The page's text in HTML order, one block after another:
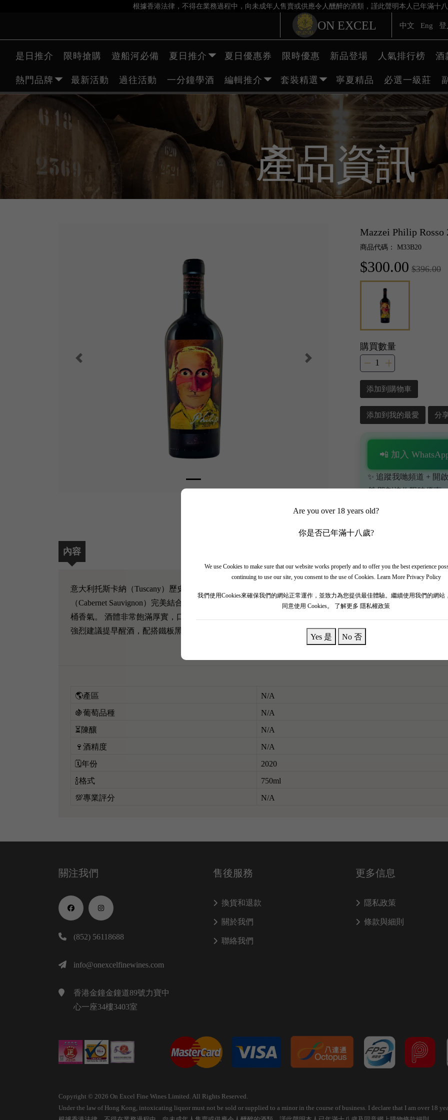
根據香港法律，不得在業務過程中，向未成年人售賣或供應令人醺醉的酒類，謹此聲明本人已年滿十
ON EXCEL 中文 Eng 登
是日推介 限時搶購 遊船河必備 夏日推介 夏日優惠券 限時優惠 新品登場 人氣排行榜 酒
熱門品牌 最新活動 過往活動 一分鐘學酒 編輯推介 套裝精選 寧夏精品 必選一級莊
Are you over 18 years old?
你是否已年滿十八歲?
We use Cookies to make sure that our website works properly and to offer you the best experience
continuing to use our site, you consent to the use of Cookies. Learn More Privacy Policy
我們使用Cookies來確保我們的網站正常運作，並致力為您提供最佳體驗。繼續使用我們的網站
同意使用 Cookies。 了解更多 隱私權政策
Yes 是 No 否
產品資訊
Mazzei Philip Rosso
商品代碼： M33B20
$300.00 $396.00
購買數量
添加到購物車
添加到我的最愛 分
📲 加入
✨ 追蹤我哋頻道 + 開
🎁 即刻接收限時優惠
內容
意大利托斯卡納（Tuscany）歷史名莊 Mazzei 家族向偉大祖先致敬嘅傑作——Philip Rosso 2020！ 2020 係一
（Cabernet Sauvignon）完美結合咗意大利風情與波爾多骨架。 一開樽就爆發出極度濃郁嘅黑車厘子、黑
桶香氣。 酒體非常飽滿厚實，口感極度油潤，單寧海量但打磨得似頂級絲絨咁滑，入口極具爆發力同純淨
強烈建議提早醒酒，配搭鐵板黑椒和牛或者炭烤羊架，霸氣盡現！
🌎產區 N/A
🍇葡萄品種 N/A
⏳陳釀 N/A
🍷酒精度 N/A
🗓️年份 2020
🍾格式 750ml
💯專業評分 N/A
關注我們
(852) 56118688
info@onexcelfinewines.com
香港金鐘金鐘道89號力寶中
心一座34樓3403室
售後服務
換貨和退款
關於我們
聯絡我們
更多信息
隱私政策
條款與細則
Copyright © 2026 On Excel Fine Wines Limited. All Rights Reserved.
Under the law of Hong Kong, intoxicating liquor must not be sold or supplied to a minor in the course of business. I declare that I am over 18